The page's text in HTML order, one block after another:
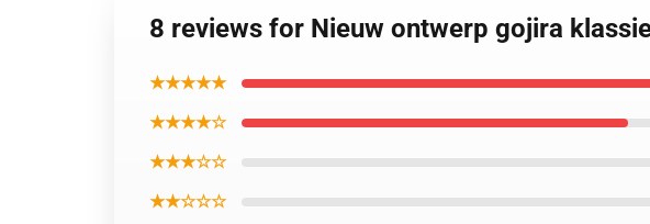
8 reviews for Nieuw ontwerp gojira
★★★★★
★★★★☆
★★★☆☆
★★☆☆☆